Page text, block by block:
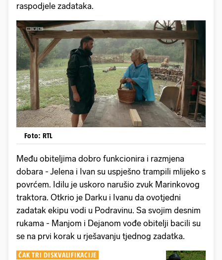
raspodjele zadataka.
Foto: RTL
Među obiteljima dobro funkcionira i razmjena
dobara - Jelena i Ivan su uspješno trampili mlijeko s
povrćem. Idilu je uskoro narušio zvuk Marinkovog
traktora. Otkrio je Darku i Ivanu da ovotjedni
zadatak ekipu vodi u Podravinu. Sa svojim desnim
rukama - Manjom i Dejanom vođe obitelji bacili su
se na prvi korak u rješavanju tjednog zadatka.
ČAK TRI DISKVALIFIKACIJE